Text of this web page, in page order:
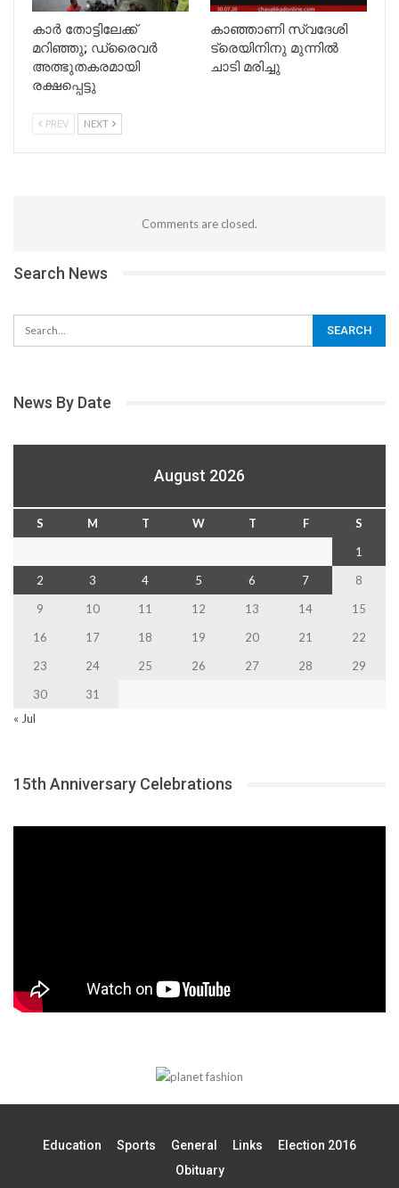
കാർ തോട്ടിലേക്ക്
മറിഞ്ഞു; ഡ്രൈവർ
അത്ഭുതകരമായി
രക്ഷപ്പെട്ടു
കാഞ്ഞാണി സ്വദേശി
ട്രെയിനിനു മുന്നില്‍
ചാടി മരിച്ചു
PREV NEXT
Comments are closed.
Search News
News By Date
August 2026
S M T W T F
S
1
2
3 4 5 6 7
8
9
10 11 12 13 14
15
16
17 18 19 20 21
22
23
24 25 26 27 28
29
30
31
« Jul
15th Anniversary Celebrations
Education Sports General Links
Election 2016
Obituary